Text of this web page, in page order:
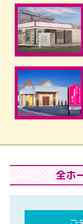
全ホ